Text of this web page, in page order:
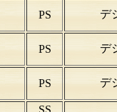
PS デ
PS デ
PS デ
SS